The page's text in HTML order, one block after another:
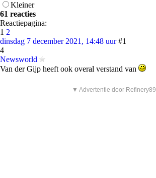
Kleiner
61 reacties
Reactiepagina:
1 2
dinsdag 7 december 2021, 14:48 uur #1
4
Newsworld
Van der Gijp heeft ook overal verstand van
▼ Advertentie door Refinery89